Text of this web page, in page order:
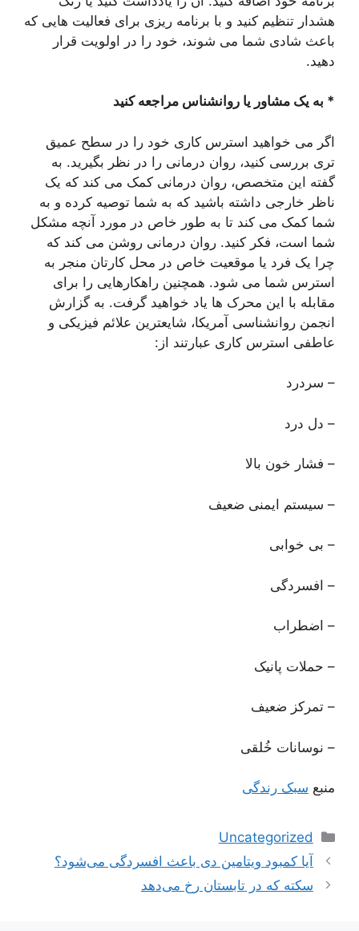
هشدار تنظیم کنید و با برنامه ریزی برای فعالیت هایی که
باعث شادی شما می شوند، خود را در اولویت قرار
دهید.
* به یک مشاور یا روانشناس مراجعه کنید
اگر می خواهید استرس کاری خود را در سطح عمیق
تری بررسی کنید، روان درمانی را در نظر بگیرید. به
گفته این متخصص، روان درمانی کمک می کند که یک
ناظر خارجی داشته باشید که به شما توصیه کرده و به
شما کمک می کند تا به طور خاص در مورد آنچه مشکل
شما است، فکر کنید. روان درمانی روشن می کند که
چرا یک فرد یا موقعیت خاص در محل کارتان منجر به
استرس شما می شود. همچنین راهکارهایی را برای
مقابله با این محرک ها یاد خواهید گرفت. به گزارش
انجمن روانشناسی آمریکا، شایعترین علائم فیزیکی و
عاطفی استرس کاری عبارتند از:
– سردرد
– دل درد
– فشار خون بالا
– سیستم ایمنی ضعیف
– بی خوابی
– افسردگی
– اضطراب
– حملات پانیک
– تمرکز ضعیف
– نوسانات خُلقی
منبع سبک رندگی
دسته‌ها
Uncategorized
ناوبری
نوشته‌ها
آیا کمبود ویتامین دی باعث افسردگی می‌شود؟
سکته که در تابستان رخ می‌دهد